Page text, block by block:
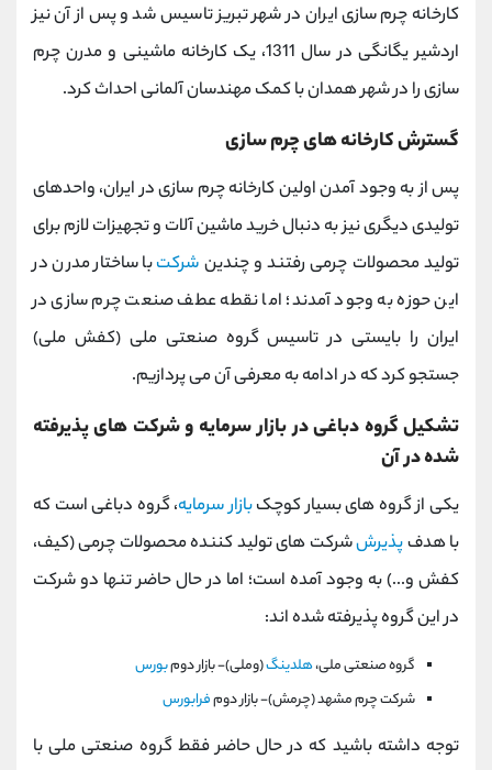
کارخانه چرم سازی ایران در شهر تبریز تاسیس شد و پس از آن نیز
اردشیر یگانگی در سال 1311، یک کارخانه ماشینی و مدرن چرم
سازی را در شهر همدان با کمک مهندسان آلمانی احداث کرد.
گسترش کارخانه های چرم سازی
پس از به وجود آمدن اولین کارخانه چرم سازی در ایران، واحدهای
تولیدی دیگری نیز به دنبال خرید ماشین آلات و تجهیزات لازم برای
تولید محصولات چرمی رفتند و چندین شرکتبا ساختار مدرن در
این حوزه به وجود آمدند؛ اما نقطه عطف صنعت چرم سازی در
ایران را بایستی در تاسیس گروه صنعتی ملی (کفش ملی)
جستجو کرد که در ادامه به معرفی آن می پردازیم.
تشکیل گروه دباغی در بازار سرمایه و شرکت های پذیرفته
شده در آن
یکی از گروه های بسیار کوچکبازار سرمایه، گروه دباغی است که
با هدفپذیرششرکت های تولید کننده محصولات چرمی (کیف،
کفش و...) به وجود آمده است؛ اما در حال حاضر تنها دو شرکت
در این گروه پذیرفته شده اند:
گروه‌ صنعتی‌ ملی‌،هلدينگ‌(وملی)- بازار دومبورس
شركت چرم مشهد (چرمش)- بازار دومفرابورس
توجه داشته باشید که در حال حاضر فقط گروه صنعتی ملی با